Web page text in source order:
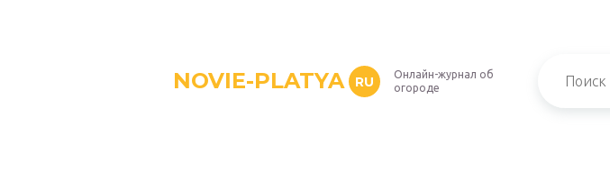
NOVIE-PLATYA RU
Онлайн-журнал об
огороде